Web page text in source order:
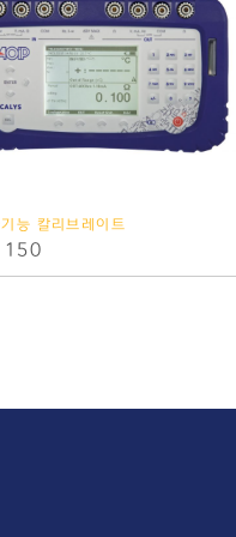
능 칼리브레이트
150